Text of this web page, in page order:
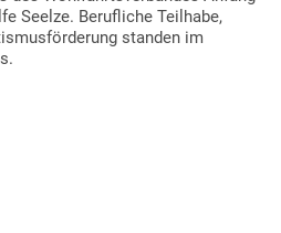
Seelze. Berufliche Teilhabe,
standen im